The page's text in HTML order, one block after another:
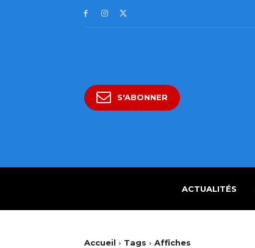
S'ABONNER
ACTUALITÉS
Accueil Tags Affiches